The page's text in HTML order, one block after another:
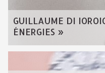
GUILLAUME DI
ÉNERGIES »